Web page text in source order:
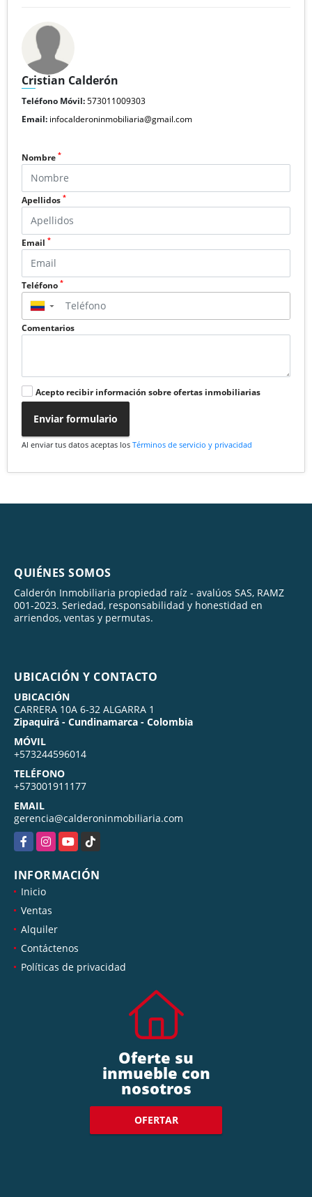
Cristian Calderón
Teléfono Móvil:573011009303
Email: infocalderoninmobiliaria@gmail.com
Nombre *
Apellidos *
Email *
Teléfono *
▼
Comentarios
Acepto recibir información sobre ofertas inmobiliarias
Enviar formulario
Al enviar tus datos aceptas los Términos de servicio y privacidad
QUIÉNES SOMOS
Calderón Inmobiliaria propiedad raíz - avalúos SAS, RAMZ
001-2023. Seriedad, responsabilidad y honestidad en
arriendos, ventas y permutas.
UBICACIÓN Y CONTACTO
UBICACIÓN
CARRERA 10A 6-32 ALGARRA 1
Zipaquirá - Cundinamarca - Colombia
MÓVIL
+573244596014
TELÉFONO
+573001911177
EMAIL
gerencia@calderoninmobiliaria.com
FacebookInstagramYouTubeTikTok
INFORMACIÓN
Inicio
Ventas
Alquiler
Contáctenos
Políticas de privacidad
Oferte su
inmueble con
nosotros
OFERTAR